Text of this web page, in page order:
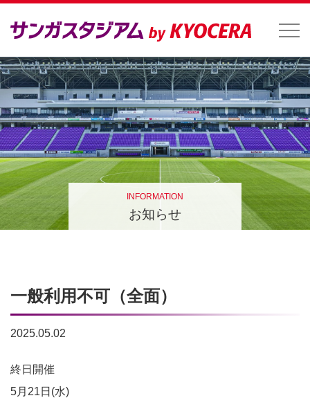
INFORMATION
お知らせ
一般利用不可（全面）
2025.05.02
一
般
終日開催
5月21日(水)